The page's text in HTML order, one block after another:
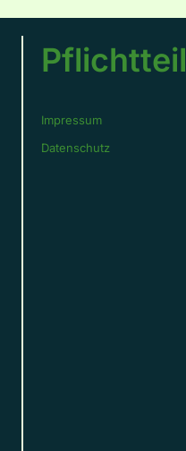
Pflichtteil
Impressum
Datenschutz